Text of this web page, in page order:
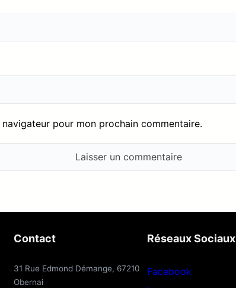
pour mon prochain commentaire.
Contact
31 Rue Edmond Démange, 67210
Obernai
Réseaux Sociaux
Facebook